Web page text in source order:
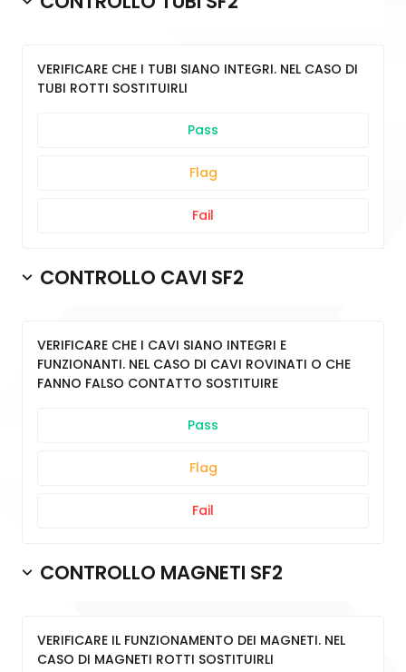
VERIFICARE CHE I TUBI SIANO INTEGRI. NEL CASO DI
TUBI ROTTI SOSTITUIRLI
Pass
Flag
Fail
CONTROLLO CAVI SF2
VERIFICARE CHE I CAVI SIANO INTEGRI E
FUNZIONANTI. NEL CASO DI CAVI ROVINATI O CHE
FANNO FALSO CONTATTO SOSTITUIRE
Pass
Flag
Fail
CONTROLLO MAGNETI SF2
VERIFICARE IL FUNZIONAMENTO DEI MAGNETI. NEL
CASO DI MAGNETI ROTTI SOSTITUIRLI